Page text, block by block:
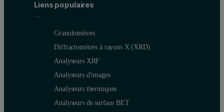
Liens populaires
Granulomètres
Diffractomètres à rayons X (XRD)
Analyseurs XRF
Analyseurs d'images
Analyseurs thermiques
Analyseurs de surface BET